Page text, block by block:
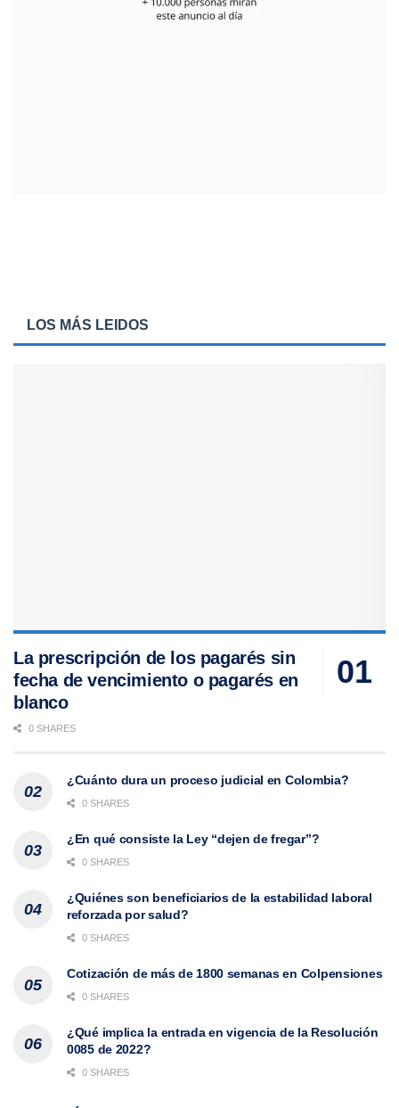
LOS MÁS LEIDOS
La prescripción de los pagarés sin
fecha de vencimiento o pagarés en
blanco
0 SHARES
¿Cuánto dura un proceso judicial en Colombia?
0 SHARES
¿En qué consiste la Ley “dejen de fregar”?
0 SHARES
¿Quiénes son beneficiarios de la estabilidad laboral
reforzada por salud?
0 SHARES
Cotización de más de 1800 semanas en Colpensiones
0 SHARES
¿Qué implica la entrada en vigencia de la Resolución
0085 de 2022?
0 SHARES